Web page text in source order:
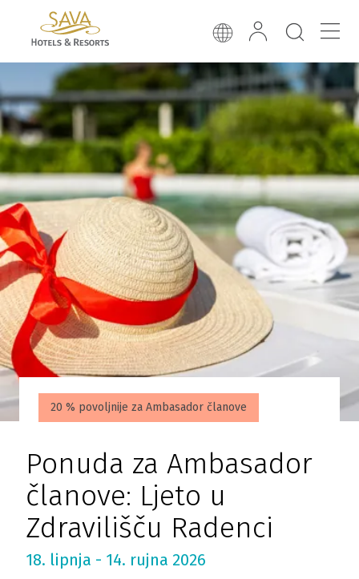
20 % povoljnije za Ambasador članove
Ponuda za Ambasador
članove: Ljeto u
Zdravilišču Radenci
18. lipnja - 14. rujna 2026